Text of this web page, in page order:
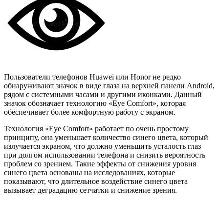
Пользователи телефонов Huawei или Honor не редко
обнаруживают значок в виде глаза на верхней панели Android,
рядом с системными часами и другими иконками. Данный
значок обозначает технологию «Eye Comfort», которая
обеспечивает более комфортную работу с экраном.
Технология «Eye Comfort» работает по очень простому
принципу, она уменьшает количество синего цвета, который
излучается экраном, что должно уменьшить усталость глаз
при долгом использовании телефона и снизить вероятность
проблем со зрением. Такие эффекты от снижения уровня
синего цвета основаны на исследованиях, которые
показывают, что длительное воздействие синего цвета
вызывает деградацию сетчатки и снижение зрения.